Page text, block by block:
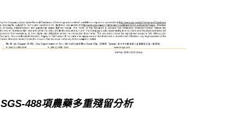
SGS-488項農藥多重殘留分析